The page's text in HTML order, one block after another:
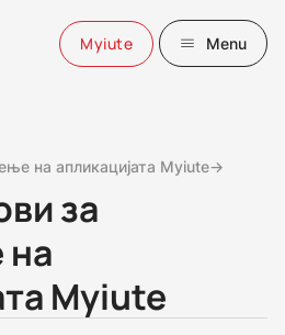
Myiute Menu
на апликацијата Myiute→
за
на
Myiute